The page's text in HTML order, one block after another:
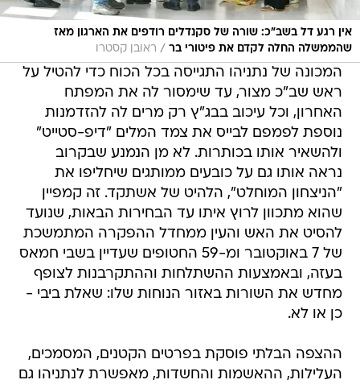
אין רגע דל בשב"כ: שורה של סקנדלים רודפים את הארגון מאז
שהממשלה החלה לקדם את פיטורי בר / ראובן קסטרו
המכונה של נתניהו התגייסה בכל הכוח כדי להטיל על
ראש שב"כ מצור, עד שימסור לה את המפתח
האחרון, וכל עיכוב בבג"ץ רק מרים לה להזדמנות
נוספת לפמפם לבייס את צמד המלים "דיפ-סטייט"
ולהשאיר אותו בכותרות. לא מן הנמנע שבקרוב
נראה אותו גם על כובעים ממותגים שיחליפו את
"הניצחון המוחלט", הלהיט של אשתקד. זה קמפיין
שהוא מתכוון לרוץ איתו עד הבחירות הבאות, שנועד
להסיט את האש והעין ממחדל ההפקרה המתמשכת
של 7 באוקטובר ומ-59 החטופים שעדיין בשבי חמאס
בעזה, ובאמצעות ההשתלחות וההתקרבנות לצופף
מחדש את השורות באזור הנוחות שלו: שאלת ביבי -
כן או לא.
ההצפה הבלתי פוסקת בפרטים הקטנים, המסמכים,
העלילות, ההאשמות והחשדות, מאפשרת לנתניהו גם